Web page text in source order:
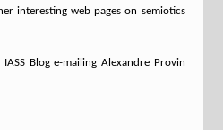
interesting web pages on semiotics
Blog e-mailing Alexandre Provin